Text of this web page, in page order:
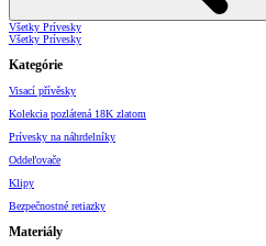
Všetky Prívesky
Všetky Prívesky
Kategórie
Visací přívěsky
Kolekcia pozlátená 18K zlatom
Prívesky na náhrdelníky
Oddeľovače
Klipy
Bezpečnostné retiazky
Materiály